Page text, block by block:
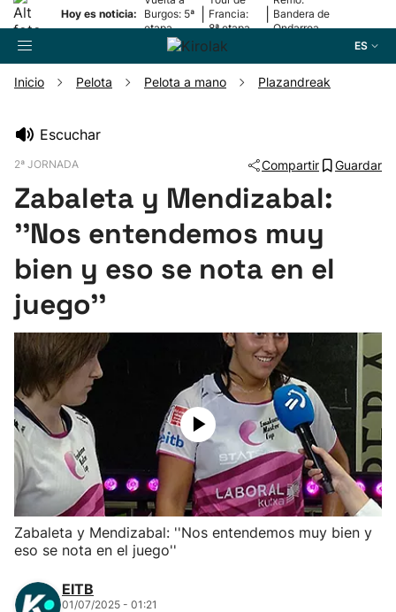
Hoy es noticia:
Burgos: 5ª
etapa
Francia:
8ª etapa
Bandera de
Ondarroa
ES
Pelota
Remo
Baloncesto
Ciclismo
Herri-kirolak
Balonmano
Kirolak 360
Inicio Pelota Pelota a mano Plazandreak
Escuchar
2ª JORNADA Compartir Guardar
Zabaleta y Mendizabal:
''Nos entendemos muy
bien y eso se nota en el
juego''
Zabaleta y Mendizabal: ''Nos entendemos muy bien y
eso se nota en el juego''
EITB
01/07/2025 - 01:21